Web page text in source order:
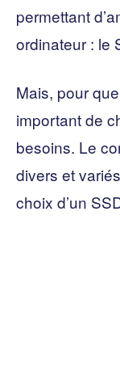
permettant
ordinateur : le
Mais, pour
important de
besoins. Le
divers et
choix d’un